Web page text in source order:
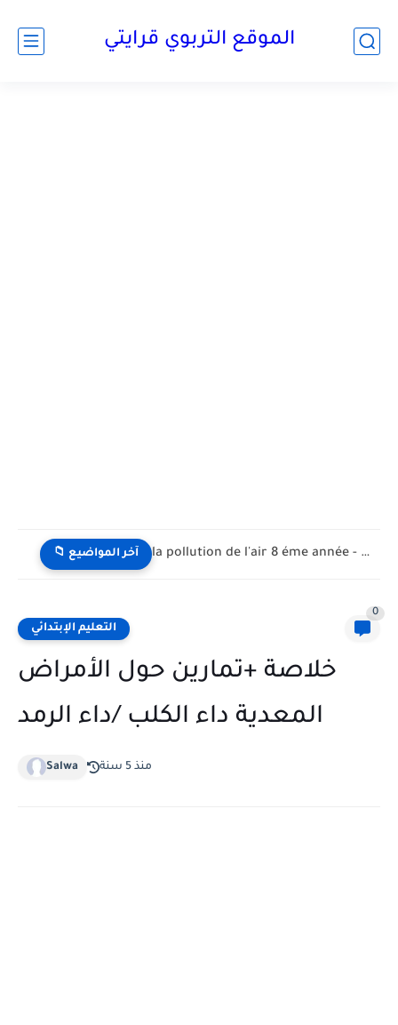
الموقع التربوي قرايتي
📁 آخر المواضيع la pollution de l'air 8 éme année - تلوث الهواء...
التعليم الإبتدائي
0
خلاصة +تمارين حول الأمراض
المعدية داء الكلب /داء الرمد
Salwa منذ 5 سنة